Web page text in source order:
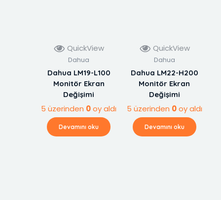
QuickView
Dahua
Dahua LM19-L100
Monitör Ekran
Değişimi
5 üzerinden 0oy aldı
Devamını oku
QuickView
Dahua
Dahua LM22-H200
Monitör Ekran
Değişimi
5 üzerinden 0oy aldı
Devamını oku